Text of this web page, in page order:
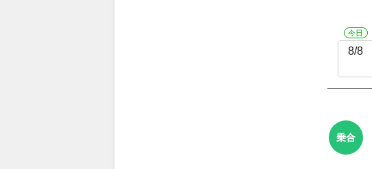
今日
8/8
乗合